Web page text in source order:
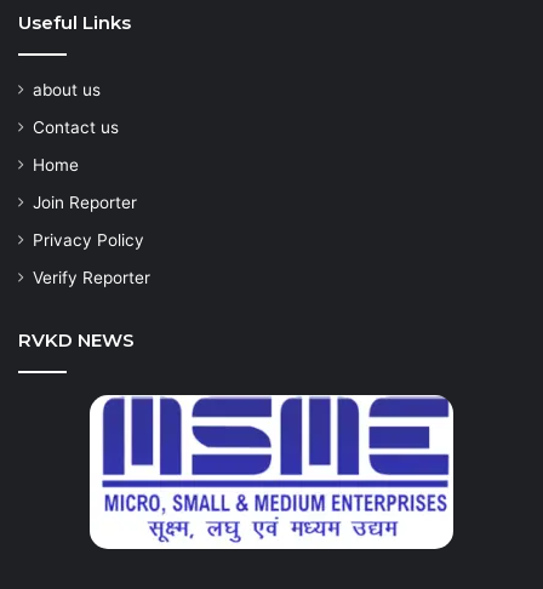
Useful Links
about us
Contact us
Home
Join Reporter
Privacy Policy
Verify Reporter
RVKD NEWS